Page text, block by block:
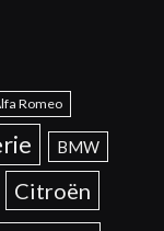
Romeo
BMW
Citroën